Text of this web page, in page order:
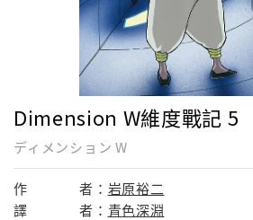
Dimension W維度戰記 5
ディメンション W
作 者： 岩原裕二
譯
者： 青色深淵